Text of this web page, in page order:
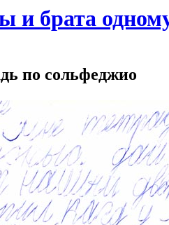
и брата
по сольфеджио